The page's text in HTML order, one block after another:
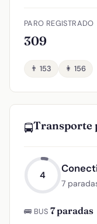
PARO REGISTRADO
309
👨 153 👩 156
🚍Transporte
4
7
🚌 BUS 7 paradas